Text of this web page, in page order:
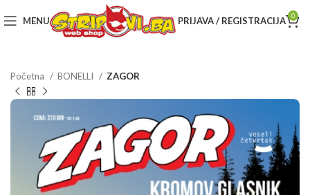
MENU PRIJAVA / REGISTRACIJA 0
Početna BONELLI ZAGOR